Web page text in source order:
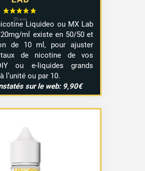
Liquideo ou MX Lab
ml existe en 50/50 et
de 10 ml, pour ajuster
de nicotine de vos
ou e-liquides grands
l’unité ou par 10.
sur le web: 9,90€